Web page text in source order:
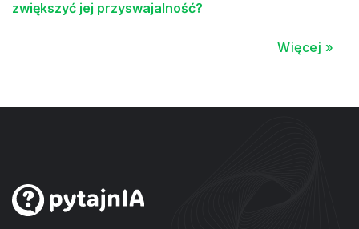
zwiększyć jej przyswajalność?
Więcej »